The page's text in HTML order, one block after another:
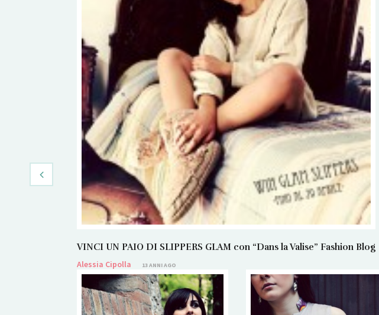
VINCI UN PAIO DI SLIPPERS GLAM con “Dans la Valise” Fashion Blog
Alessia Cipolla
13 ANNI AGO